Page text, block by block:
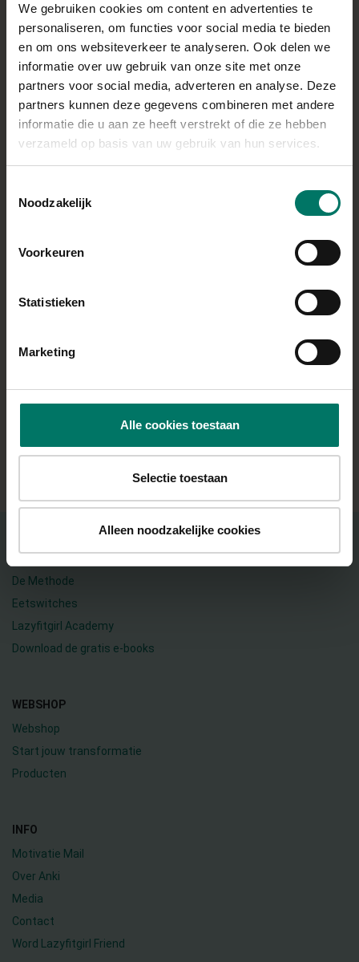
We gebruiken cookies om content en advertenties te
personaliseren, om functies voor social media te bieden
en om ons websiteverkeer te analyseren. Ook delen we
informatie over uw gebruik van onze site met onze
partners voor social media, adverteren en analyse. Deze
partners kunnen deze gegevens combineren met andere
informatie die u aan ze heeft verstrekt of die ze hebben
verzameld op basis van uw gebruik van hun services.
Noodzakelijk
Voorkeuren
Statistieken
Marketing
Alle cookies toestaan
Selectie toestaan
Alleen noodzakelijke cookies
een eetlepel granola(Quaker)
wathoningvervanger
Direct in je mandje bij:
1 1
Halveer de nectarine en verwijder de pit
Hol de nectarine optioneel nog wat verder uit met een
granola.
ALLE RECEPTEN
OVER DE METHODE
De Methode
Eetswitches
Lazyfitgirl Academy
Download de gratis e-books
WEBSHOP
Webshop
Start jouw transformatie
Producten
INFO
Motivatie Mail
Over Anki
Media
Contact
Word Lazyfitgirl Friend